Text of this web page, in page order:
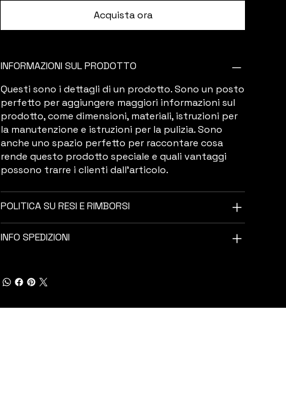
Acquista ora
INFORMAZIONI SUL PRODOTTO
Questi sono i dettagli di un prodotto. Sono un posto
perfetto per aggiungere maggiori informazioni sul
prodotto, come dimensioni, materiali, istruzioni per
la manutenzione e istruzioni per la pulizia. Sono
anche uno spazio perfetto per raccontare cosa
rende questo prodotto speciale e quali vantaggi
possono trarre i clienti dall'articolo.
POLITICA SU RESI E RIMBORSI
INFO SPEDIZIONI